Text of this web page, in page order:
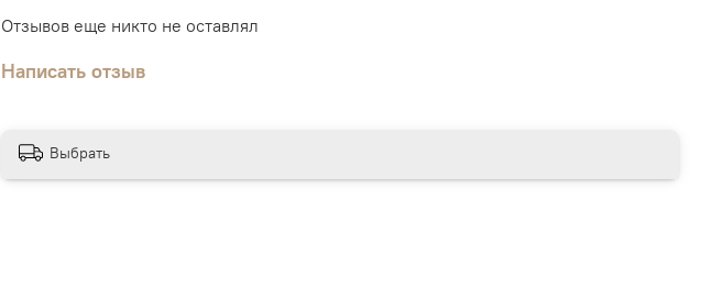
Отзывов еще никто не оставлял
Написать отзыв
Выбрать